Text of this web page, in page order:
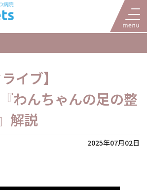
イブ】
わんちゃんの足の整
解説
2025年07月02日